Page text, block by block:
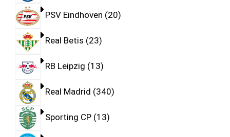
PSV Eindhoven 20
Real Betis 23
RB Leipzig 13
Real Madrid 340
Sporting CP 13